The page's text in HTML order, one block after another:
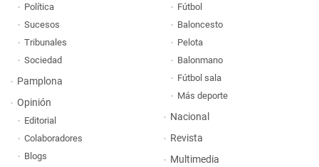
Política
Sucesos
Tribunales
Sociedad
Pamplona
Opinión
Editorial
Colaboradores
Blogs
Fútbol
Baloncesto
Pelota
Balonmano
Fútbol sala
Más deporte
Nacional
Revista
Multimedia